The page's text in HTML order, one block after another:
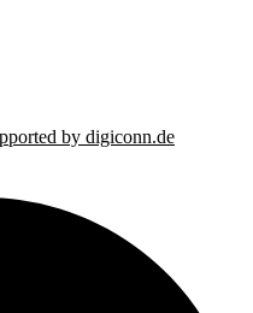
by digiconn.de